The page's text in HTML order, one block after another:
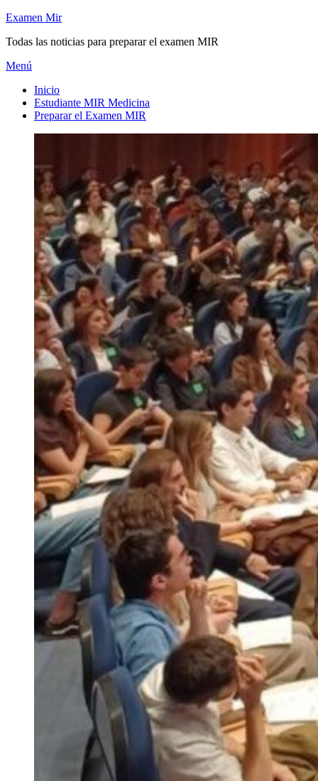
Saltar
contenido
Examen Mir
Todas las noticias para preparar el examen MIR
Menú
Inicio
Estudiante MIR Medicina
Preparar el Examen MIR